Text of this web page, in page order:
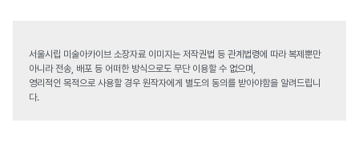
서울시립 미술아카이브 소장자료 이미지는 저작권법 등 관계법령에 따라 복제뿐만
아니라 전송, 배포 등 어떠한 방식으로도 무단 이용할 수 없으며,
영리적인 목적으로 사용할 경우 원작자에게 별도의 동의를 받아야함을 알려드립니
다.